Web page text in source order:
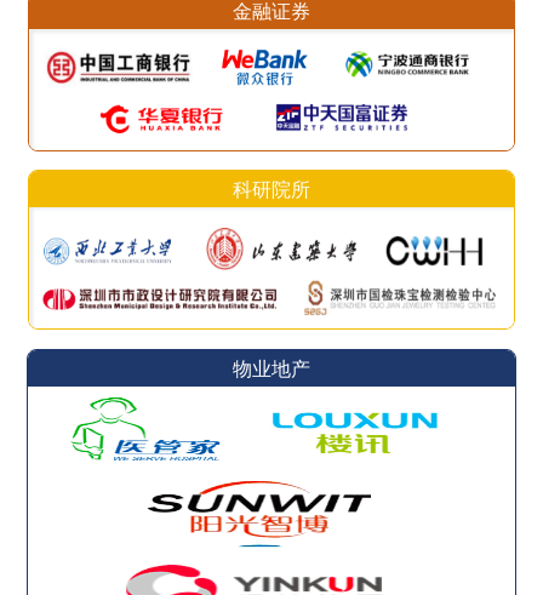
金融证券
科研院所
物业地产